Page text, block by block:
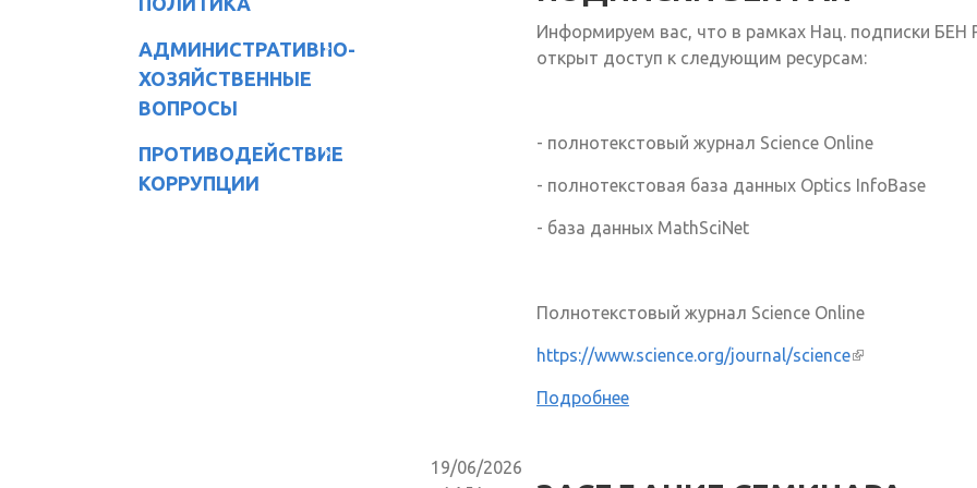
АДМИНИСТРАТИВНО-
ХОЗЯЙСТВЕННЫЕ
ВОПРОСЫ
ПРОТИВОДЕЙСТВИЕ
КОРРУПЦИИ
Информируем вас, что в рамках Нац. подписки БЕН
открыт доступ к следующим ресурсам:
- полнотекстовый журнал Science Online
- полнотекстовая база данных Optics InfoBase
- база данных MathSciNet
Полнотекстовый журнал Science Online
https://www.science.org/journal/science(внешняя
Подробнее
19/06/2026